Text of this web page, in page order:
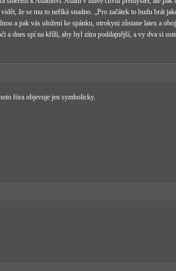
že se mu to neříká snadno. „Pro začátek to budu brát
a pak vás uložení ke spánku, otrokyni zůstane latex a
a dnes spí na kříži, aby byl zítra poddajnější, a vy dva si
fóra objevuje jen symbolicky.